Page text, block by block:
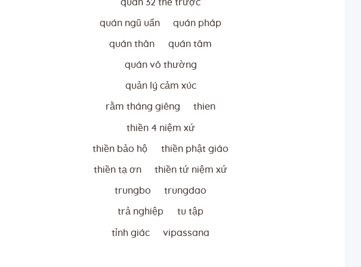
quán 32 thể trược
quán ngũ uẩn quán pháp
quán thân quán tâm
quán vô thường
quản lý cảm xúc
rằm tháng giêng thien
thiền 4 niệm xứ
thiền bảo hộ thiền phật giáo
thiền tạ ơn thiền tứ niệm xứ
trungbo trungdao
trả nghiệp tu tập
tỉnh giác vipassana